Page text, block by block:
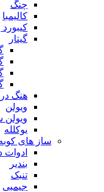
چنگ
کالیمبا
گیتار
هنگ
ویولن
یوکلله
ساز های
ادوات
بندیر
تنبک
جیمبی